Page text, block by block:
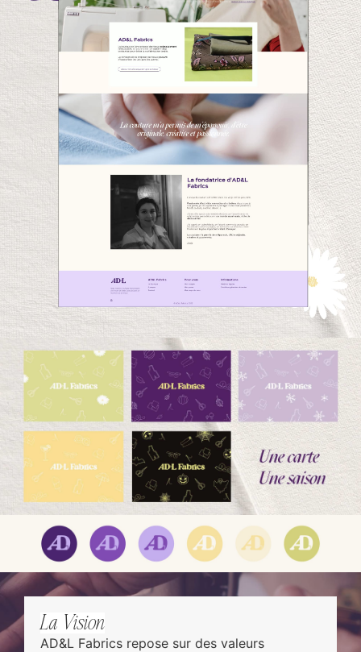
La Vision
AD&L Fabrics repose sur des valeurs